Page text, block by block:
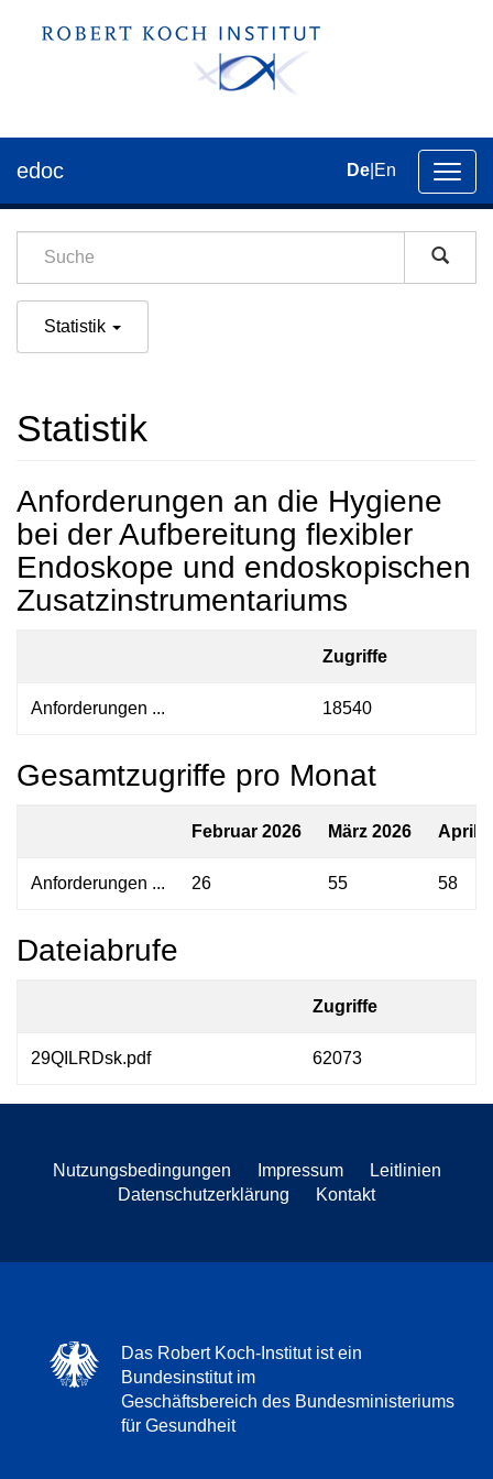
der
edoc De En
Statistik
Statistik
Anforderungen an die Hygiene
bei der Aufbereitung flexibler
Endoskope und endoskopischen
Zusatzinstrumentariums
Zugriffe
Anforderungen ... 18540
Gesamtzugriffe pro Monat
Februar 2026 März 2026 April
Anforderungen ... 26 55 58
Dateiabrufe
Zugriffe
29QILRDsk.pdf 62073
Nutzungsbedingungen Impressum
Leitlinien
Datenschutzerklärung
Kontakt
Das Robert Koch-Institut ist ein
Bundesinstitut im
Geschäftsbereich des Bundesministeriums
für Gesundheit